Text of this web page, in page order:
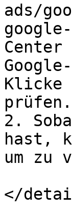
ads/
Center
Klicke
prüfen.
2.
hast,
um zu
</